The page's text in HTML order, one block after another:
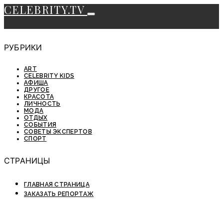
CELEBRITY.TV
РУБРИКИ
ART
CELEBRITY KIDS
АФИША
ДРУГОЕ
КРАСОТА
ЛИЧНОСТЬ
МОДА
ОТДЫХ
СОБЫТИЯ
СОВЕТЫ ЭКСПЕРТОВ
СПОРТ
СТРАНИЦЫ
ГЛАВНАЯ СТРАНИЦА
ЗАКАЗАТЬ РЕПОРТАЖ